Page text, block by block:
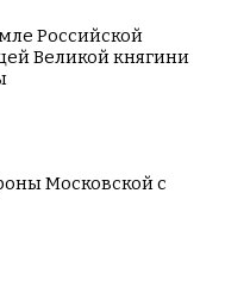
Российской
Великой княгини
Московской с